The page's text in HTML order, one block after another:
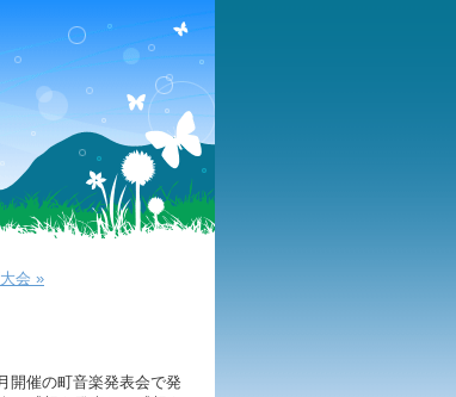
会 »
開催の町音楽発表会で発